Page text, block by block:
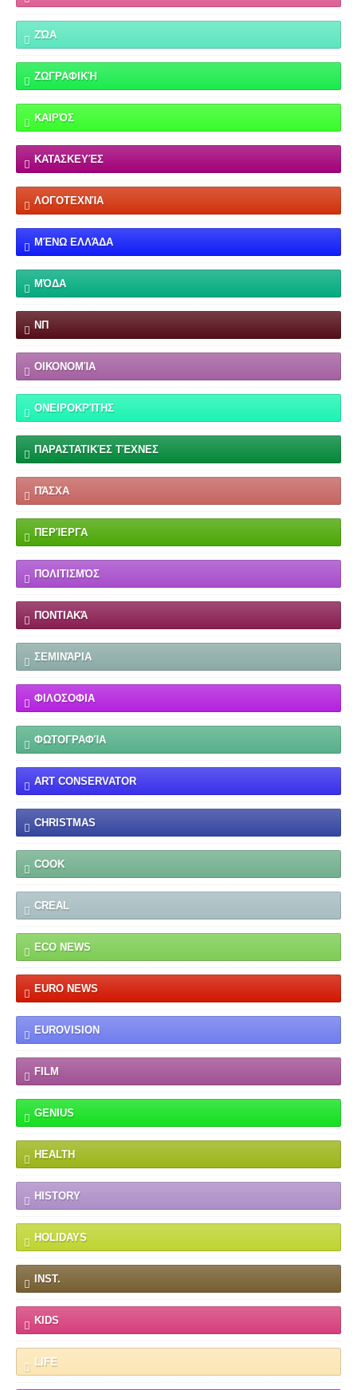
ΖΏΑ
ΖΩΓΡΑΦΙΚΉ
ΚΑΙΡΌΣ
ΚΑΤΑΣΚΕΥΈΣ
ΛΟΓΟΤΕΧΝΊΑ
ΜΈΝΩ ΕΛΛΆΔΑ
ΜΌΔΑ
ΝΠ
ΟΙΚΟΝΟΜΊΑ
ΟΝΕΙΡΟΚΡΊΤΗΣ
ΠΑΡΑΣΤΑΤΙΚΈΣ ΤΈΧΝΕΣ
ΠΆΣΧΑ
ΠΕΡΊΕΡΓΑ
ΠΟΛΙΤΙΣΜΌΣ
ΠΟΝΤΙΑΚΆ
ΣΕΜΙΝΆΡΙΑ
ΦΙΛΟΣΟΦΙΑ
ΦΩΤΟΓΡΑΦΊΑ
ART CONSERVATOR
CHRISTMAS
COOK
CREAL
ECO NEWS
EURO NEWS
EUROVISION
FILM
GENIUS
HEALTH
HISTORY
HOLIDAYS
INST.
KIDS
LIFE